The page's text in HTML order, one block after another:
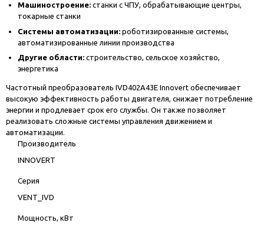
Машиностроение: станки с ЧПУ, обрабатывающие центры,
токарные станки
Системы автоматизации: роботизированные системы,
автоматизированные линии производства
Другие области: строительство, сельское хозяйство,
энергетика
Частотный преобразователь IVD402A43E Innovert обеспечивает
высокую эффективность работы двигателя, снижает потребление
энергии и продлевает срок его службы. Он также позволяет
реализовать сложные системы управления движением и
автоматизации.
Производитель
INNOVERT
Серия
VENT_IVD
Мощность, кВт